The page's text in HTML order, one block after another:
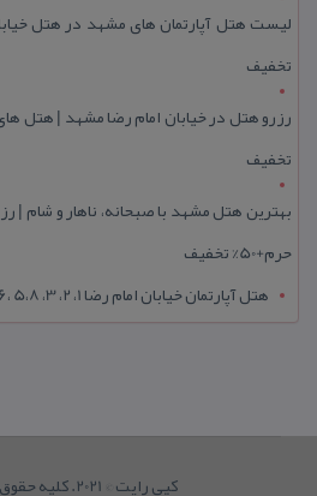
تخفیف
تخفیف
بهترین هتل مشهد با صبحانه، ناهار و شام |
حرم+50% تخفیف
هتل آپارتمان خیابان امام رضا 1، 2، 3، 5،8 ،16 | تا 90 % تخفیف
کپی رایت © 2021. کلیه حقوق محفوظ است